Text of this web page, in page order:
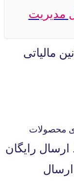
مدیریت
محصولات